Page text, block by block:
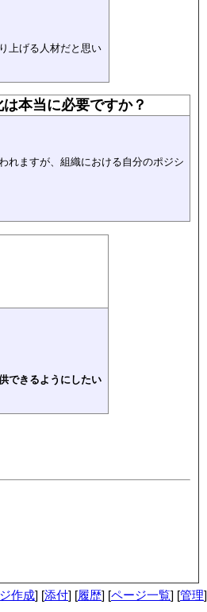
上げる人材だと思い
本当に必要ですか？
れますが、組織における自分のポジシ
できるようにしたい
作成] [添付] [履歴] [ページ一覧] [管理]